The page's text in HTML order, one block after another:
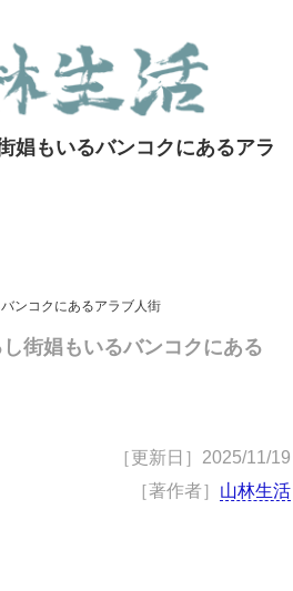
娼もいるバンコクにあるアラ
ンコクにあるアラブ人街
街娼もいるバンコクにある
［更新日］ 2025/11/19
［著作者］ 山林生活